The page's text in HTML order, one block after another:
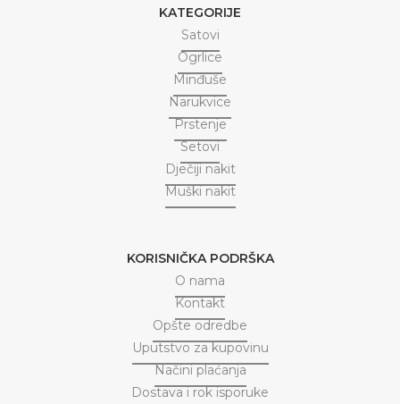
KATEGORIJE
Satovi
Ogrlice
Minđuše
Narukvice
Prstenje
Setovi
Dječiji nakit
Muški nakit
KORISNIČKA PODRŠKA
O nama
Kontakt
Opšte odredbe
Uputstvo za kupovinu
Načini plaćanja
Dostava i rok isporuke